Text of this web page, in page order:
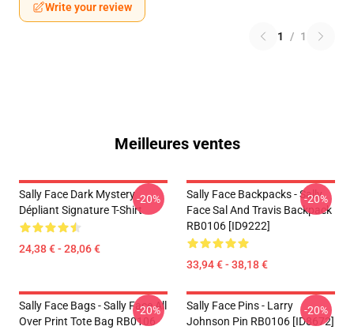
Write your review
1 / 1
Meilleures ventes
Sally Face Dark Mystery
Dépliant Signature T-Shirt
24,38 € - 28,06 €
-20%
Sally Face Backpacks - Sally
Face Sal And Travis Backpack
RB0106 [ID9222]
33,94 € - 38,18 €
-20%
Sally Face Bags - Sally Face All
Over Print Tote Bag RB0106
-20%
Sally Face Pins - Larry
Johnson Pin RB0106 [ID8672]
-20%